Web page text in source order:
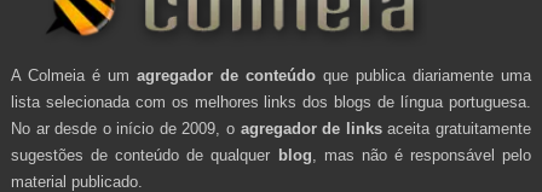
A Colmeia é um agregador de conteúdo que publica diariamente uma
lista selecionada com os melhores links dos blogs de língua portuguesa.
No ar desde o início de 2009, o agregador de linksaceita gratuitamente
sugestões de conteúdo de qualquer blog , mas não é responsável pelo
material publicado.